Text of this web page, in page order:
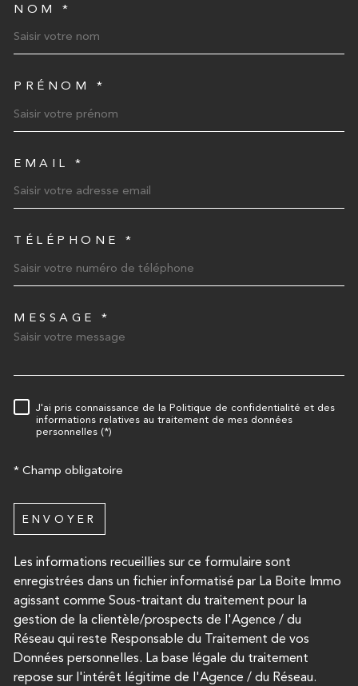
NOM *
PRÉNOM *
EMAIL *
TÉLÉPHONE *
MESSAGE *
RÈGLEMENTATION
J'ai pris connaissance de la Politique de confidentialité et des
informations relatives au traitement de mes données
personnelles (*)
* Champ obligatoire
ENVOYER
Les informations recueillies sur ce formulaire sont
enregistrées dans un fichier informatisé par La Boite Immo
agissant comme Sous-traitant du traitement pour la
gestion de la clientèle/prospects de l'Agence / du
Réseau qui reste Responsable du Traitement de vos
Données personnelles. La base légale du traitement
repose sur l'intérêt légitime de l'Agence / du Réseau.